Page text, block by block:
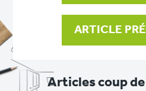
ARTICLE
Articles coup